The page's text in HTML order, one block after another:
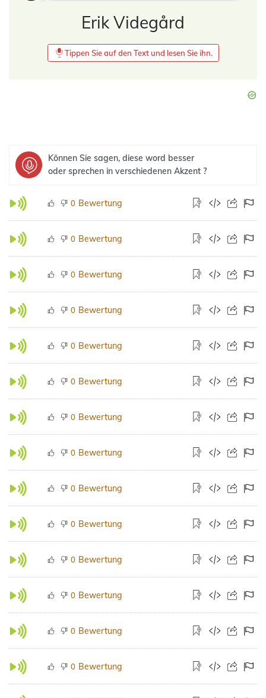
Erik Videgård
Tippen Sie auf den Text und lesen Sie ihn.
Können Sie sagen, diese word besser
oder sprechen in verschiedenen Akzent ?
0 Bewertung
0 Bewertung
0 Bewertung
0 Bewertung
0 Bewertung
0 Bewertung
0 Bewertung
0 Bewertung
0 Bewertung
0 Bewertung
0 Bewertung
0 Bewertung
0 Bewertung
0 Bewertung